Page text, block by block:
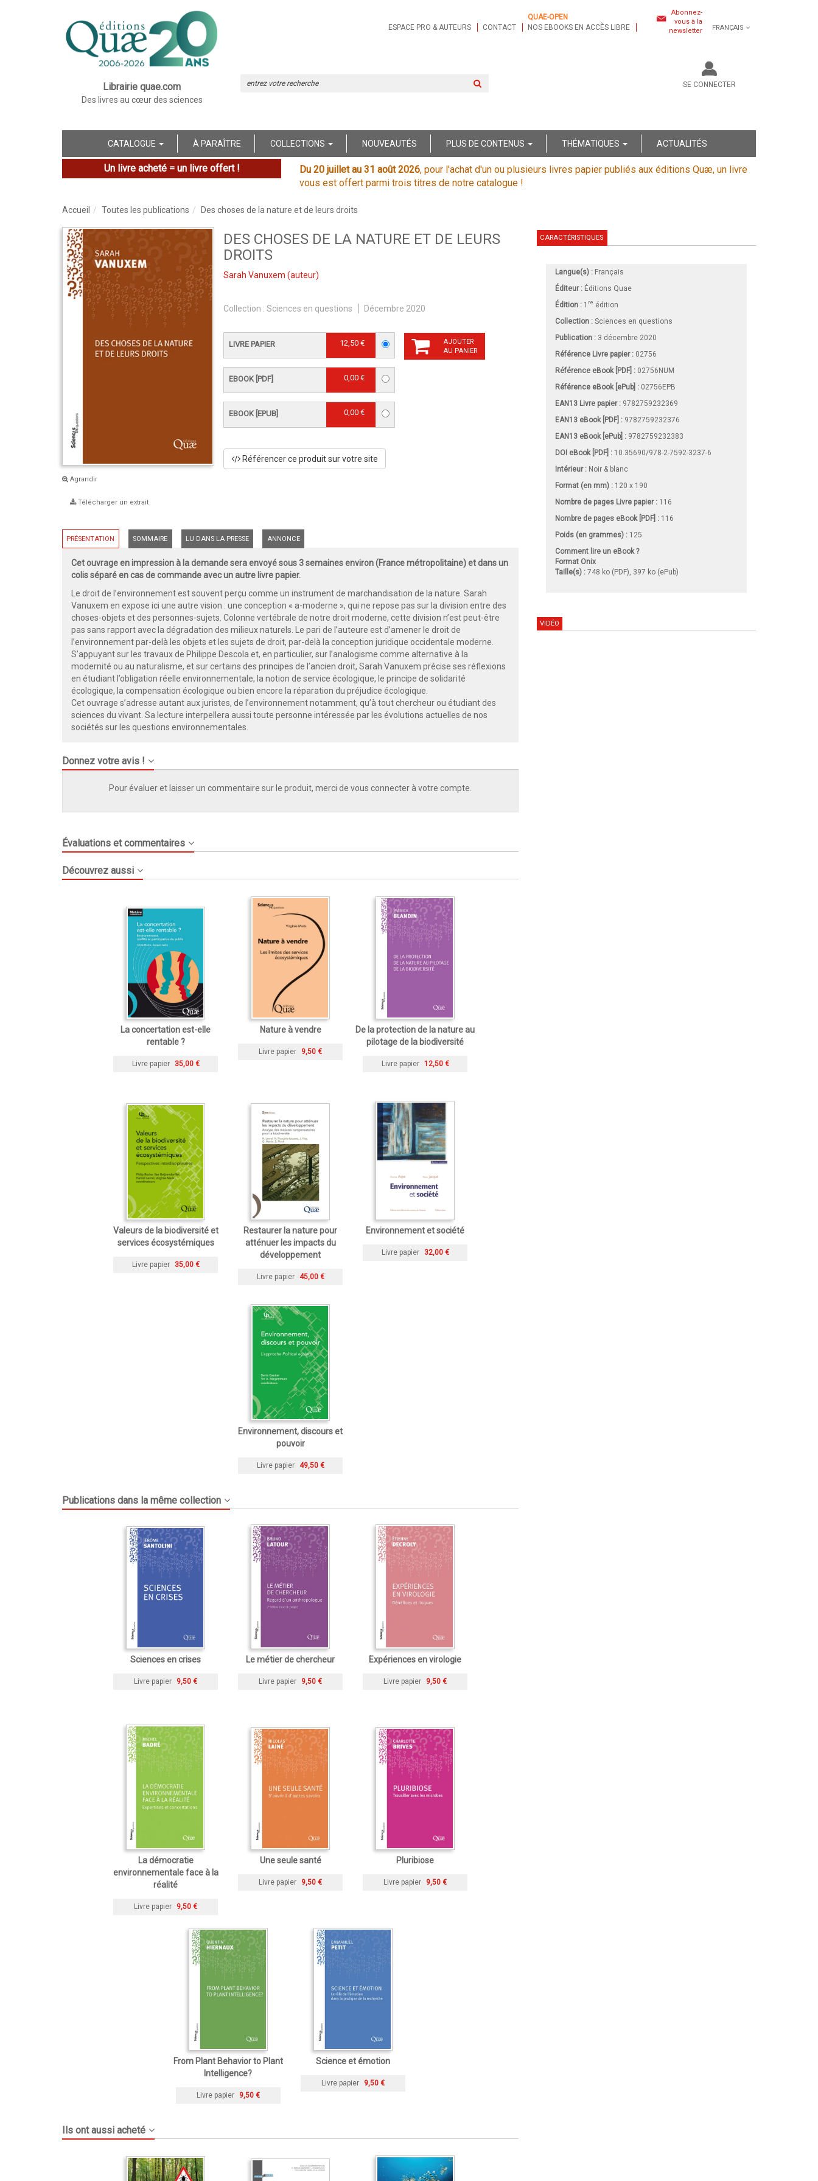
Librairie quae.com
Des livres au cœur des sciences
ESPACE PRO & AUTEURS CONTACT
QUAE-OPEN
NOS EBOOKS EN ACCÈS LIBRE
Abonnez-
vous à la
newsletter
FRANÇAIS
SE CONNECTER
CATALOGUE À PARAÎTRE COLLECTIONS NOUVEAUTÉS PLUS DE CONTENUS THÉMATIQUES ACTUALITÉS
Un livre acheté = un livre offert ! Du 20 juillet au 31 août 2026, pour l'achat d'un ou plusieurs livres papier publiés aux éditions Quæ, un livre
vous est offert parmi trois titres de notre catalogue !
Accueil Toutes les publications Des choses de la nature et de leurs droits
Agrandir
Télécharger un extrait
DES CHOSES DE LA NATURE ET DE LEURS
DROITS
Sarah Vanuxem (auteur)
Collection : Sciences en questions Décembre 2020
LIVRE PAPIER 12,50 €
EBOOK [PDF] 0,00 €
EBOOK [EPUB] 0,00 €
AJOUTER
AU PANIER
Référencer ce produit sur votre site
PRÉSENTATION SOMMAIRE LU DANS LA PRESSE ANNONCE
Cet ouvrage en impression à la demande sera envoyé sous 3 semaines environ (France métropolitaine) et dans un
colis séparé en cas de commande avec un autre livre papier.
Le droit de l’environnement est souvent perçu comme un instrument de marchandisation de la nature. Sarah
Vanuxem en expose ici une autre vision : une conception « a-moderne », qui ne repose pas sur la division entre des
choses-objets et des personnes-sujets. Colonne vertébrale de notre droit moderne, cette division n’est peut-être
pas sans rapport avec la dégradation des milieux naturels. Le pari de l’auteure est d’amener le droit de
l’environnement par-delà les objets et les sujets de droit, par-delà la conception juridique occidentale moderne.
S’appuyant sur les travaux de Philippe Descola et, en particulier, sur l’analogisme comme alternative à la
modernité ou au naturalisme, et sur certains des principes de l’ancien droit, Sarah Vanuxem précise ses réflexions
en étudiant l’obligation réelle environnementale, la notion de service écologique, le principe de solidarité
écologique, la compensation écologique ou bien encore la réparation du préjudice écologique.
Cet ouvrage s’adresse autant aux juristes, de l’environnement notamment, qu’à tout chercheur ou étudiant des
sciences du vivant. Sa lecture interpellera aussi toute personne intéressée par les évolutions actuelles de nos
sociétés sur les questions environnementales.
Donnez votre avis !
Pour évaluer et laisser un commentaire sur le produit, merci de vous connecter à votre compte.
Évaluations et commentaires
Découvrez aussi
La concertation est-elle
rentable ?
Livre papier 35,00 €
Nature à vendre
Livre papier 9,50 €
De la protection de la nature au
pilotage de la biodiversité
Livre papier 12,50 €
Valeurs de la biodiversité et
services écosystémiques
Livre papier 35,00 €
Restaurer la nature pour
atténuer les impacts du
développement
Livre papier 45,00 €
Environnement et société
Livre papier 32,00 €
Environnement, discours et
pouvoir
Livre papier 49,50 €
Publications dans la même collection
Sciences en crises
Livre papier 9,50 €
Le métier de chercheur
Livre papier 9,50 €
Expériences en virologie
Livre papier 9,50 €
La démocratie
environnementale face à la
réalité
Livre papier 9,50 €
Une seule santé
Livre papier 9,50 €
Pluribiose
Livre papier 9,50 €
From Plant Behavior to Plant
Intelligence?
Livre papier 9,50 €
Science et émotion
Livre papier 9,50 €
Ils ont aussi acheté
CARACTÉRISTIQUES
Langue(s) : Français
Éditeur : Éditions Quae
Édition : 1 re édition
Collection : Sciences en questions
Publication : 3 décembre 2020
Référence Livre papier : 02756
Référence eBook [PDF] : 02756NUM
Référence eBook [ePub] : 02756EPB
EAN13 Livre papier : 9782759232369
EAN13 eBook [PDF] : 9782759232376
EAN13 eBook [ePub] : 9782759232383
DOI eBook [PDF] : 10.35690/978-2-7592-3237-6
Intérieur : Noir & blanc
Format (en mm) : 120 x 190
Nombre de pages Livre papier: 116
Nombre de pages eBook [PDF] : 116
Poids (en grammes) : 125
Comment lire un eBook ?
Format Onix
Taille(s) : 748 ko (PDF), 397 ko (ePub)
VIDÉO